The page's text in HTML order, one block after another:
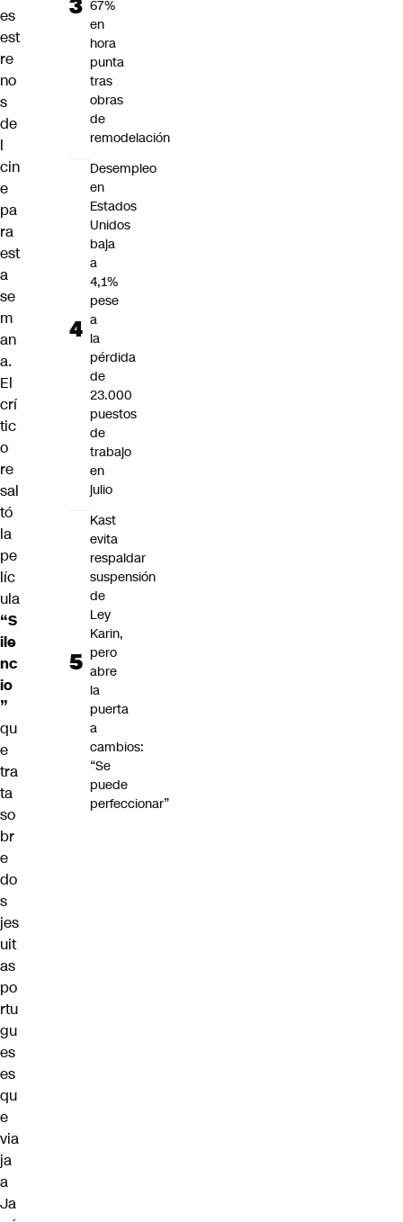
es
est
re
no
s
de
l
cin
e
pa
ra
est
a
se
m
an
a.
El
crí
tic
o
re
sal
tó
la
pe
líc
ula
“S
ile
nc
io
”
qu
e
tra
ta
so
br
e
do
s
jes
uit
as
po
rtu
gu
es
es
qu
e
via
ja
a
Ja
67%
en
hora
punta
tras
obras
de
remodelación
Desempleo
en
Estados
Unidos
baja
a
4,1%
pese
a
la
pérdida
de
23.000
puestos
de
trabajo
en
julio
Kast
evita
respaldar
suspensión
de
Ley
Karin,
pero
abre
la
puerta
a
cambios:
“Se
puede
perfeccionar”